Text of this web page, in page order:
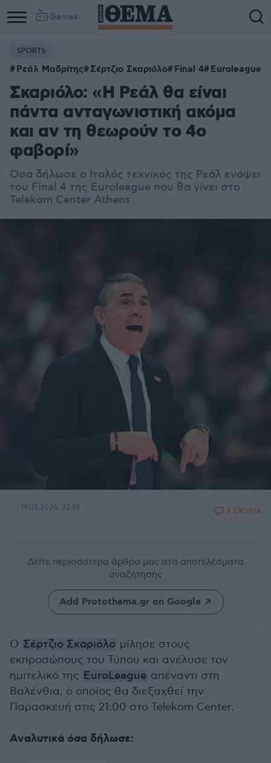
Games
SPORTS
Ρεάλ Μαδρίτης Σέρτζιο Σκαριόλο Final 4 Euroleague
Σκαριόλο: «Η Ρεάλ θα είναι
πάντα ανταγωνιστική ακόμα
και αν τη θεωρούν το 4ο
φαβορί»
Όσα δήλωσε ο Ιταλός τεχνικός της Ρεάλ ενόψει
του Final 4 της Euroleague που θα γίνει στο
Telekom Center Athens
19.05.2026, 22:10 3 ΣΧΟΛΙΑ
Δείτε περισσότερα άρθρα μας στα αποτελέσματα
αναζήτησης
Add Protothema.gr on Google
Ο Σέρτζιο Σκαριόλο μίλησε στους
εκπροσώπους του Τύπου και ανέλυσε τον
ημιτελικό της EuroLeague απέναντι στη
Βαλένθια, ο οποίος θα διεξαχθεί την
Παρασκευή στις 21:00 στο Telekom Center.
Αναλυτικά όσα δήλωσε: